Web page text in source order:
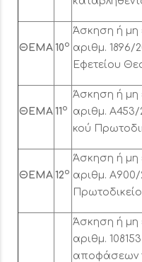
ΘΕΜΑ 10ο
Άσκηση ή μη
αριθμ.
Εφετείου
ΘΕΜΑ 11 ο
Άσκηση ή μη
αριθμ.
κού
ΘΕΜΑ 12ο
Άσκηση ή μη
αριθμ.
Άσκηση ή μη
αριθμ.
αποφάσεων